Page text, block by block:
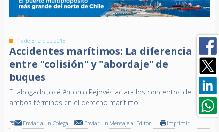
15 de Enero de 2018
Accidentes marítimos: La diferencia
entre "colisión" y "abordaje" de
buques
El abogado José Antonio Pejovés aclara los conceptos de
ambos términos en el derecho marítimo
Enviar a un Colega Enviar un Mensaje al Editor Imprimir